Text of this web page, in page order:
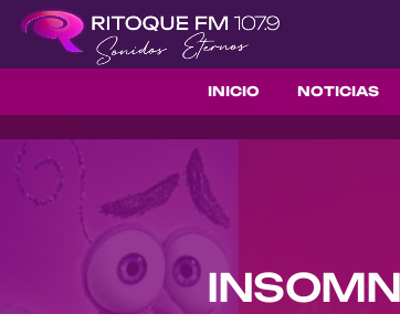
INICIO NOTICIAS